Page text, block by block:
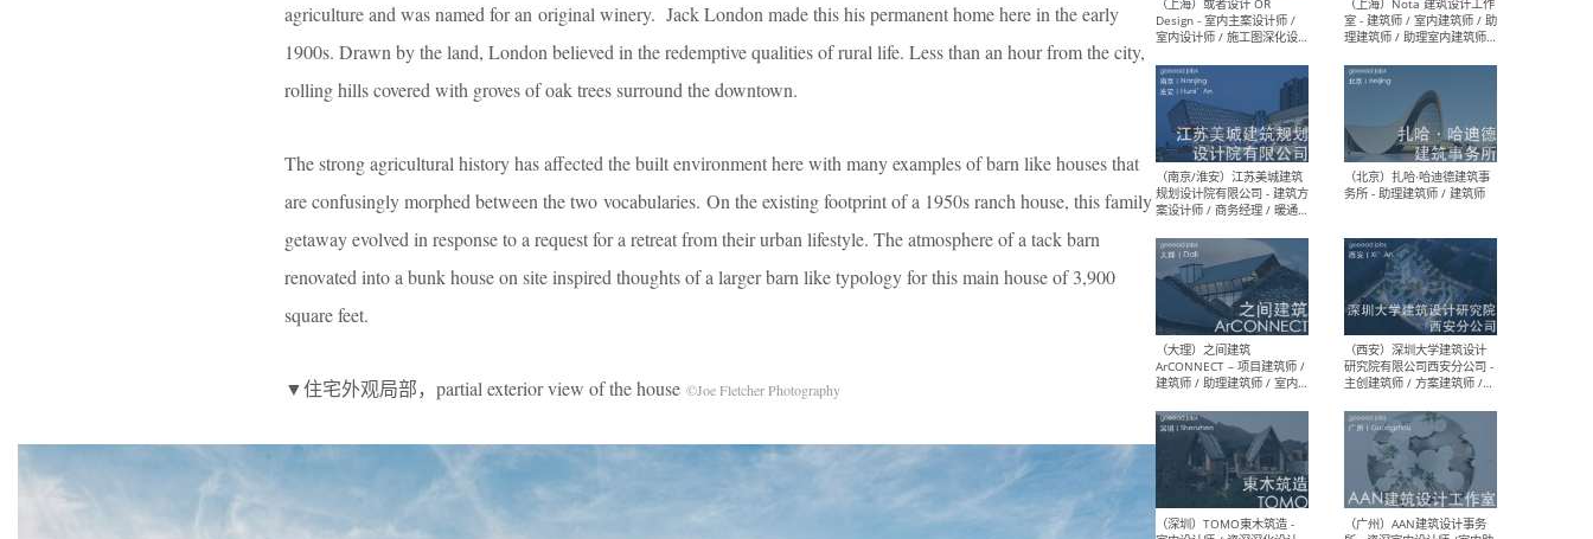
agriculture and was named for an original winery. Jack London made this his permanent home here in the early
1900s. Drawn by the land, London believed in the redemptive qualities of rural life. Less than an hour from the city,
rolling hills covered with groves of oak trees surround the downtown.
The strong agricultural history has affected the built environment here with many examples of barn like houses that
are confusingly morphed between the two vocabularies. On the existing footprint of a 1950s ranch house, this family
getaway evolved in response to a request for a retreat from their urban lifestyle. The atmosphere of a tack barn
renovated into a bunk house on site inspired thoughts of a larger barn like typology for this main house of 3,900
square feet.
▼住宅外观局部，partial exterior view of the house ©Joe Fletcher Photography
（北京）MAD建筑事务所 -
商务拓展 / 媒体专员/经理 /
设计实习生 / 建筑设计师
（应届）/ 建筑设计师（方案
设计）/ 建筑设计师（施工
图）/ 结构设计师 / 给排水设
计师
（上海）或者设计 OR
Design - 室内主案设计师 /
室内设计师 / 施工图深化设
计师 / 室内设计助理 / 新媒
体运营